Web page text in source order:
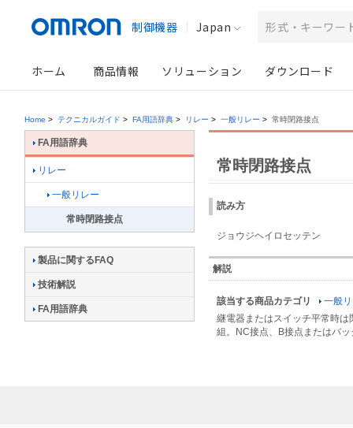
制御機器 Japan
ホーム 商品情報 ソリューション ダウンロード
Home > テクニカルガイド > FA用語辞典 > リレー > 一般リレー > 常時閉路接点
常時閉路接点
読み方
ジョウジヘイロセッテン
解説
該当する商品カテゴリ
一般
継電器またはスイッチ平常時
組。NC接点、B接点またはバ
FA用語辞典
リレー
一般リレー
常時閉路接点
製品に関するFAQ
技術解説
FA用語辞典